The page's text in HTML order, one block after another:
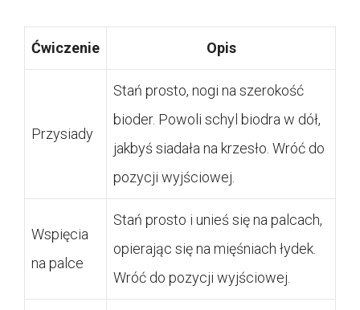
Ćwiczenie Opis
Przysiady
Stań prosto, nogi na szerokość
bioder. Powoli schyl biodra w dół,
jakbyś siadała na krzesło. Wróć do
pozycji wyjściowej.
Wspięcia
na palce
Stań prosto i unieś się na palcach,
opierając się na mięśniach łydek.
Wróć do pozycji wyjściowej.